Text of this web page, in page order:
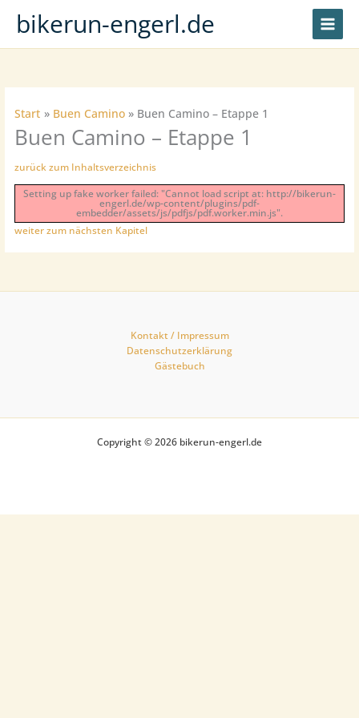
Inhalt
springen
bikerun-engerl.de
Start Buen Camino Buen Camino – Etappe 1
Buen Camino – Etappe 1
zurück zum Inhaltsverzeichnis
Setting up fake worker failed: "Cannot load script at: http://bikerun-
engerl.de/wp-content/plugins/pdf-
embedder/assets/js/pdfjs/pdf.worker.min.js".
weiter zum nächsten Kapitel
Kontakt / Impressum
Datenschutzerklärung
Gästebuch
Copyright © 2026 bikerun-engerl.de